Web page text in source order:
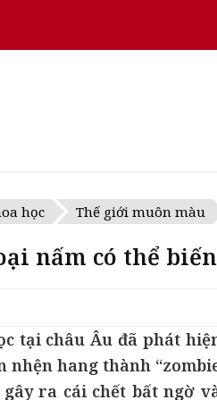
học Thế giới muôn màu
nấm có thể
tại châu Âu đã phát
nhện hang thành
ra cái chết bất ngờ